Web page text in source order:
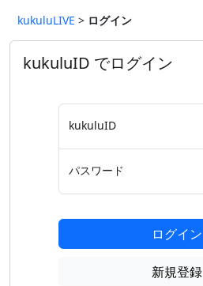
kukuluLIVE > ログイン
kukuluID でログイン
kukuluID
パスワード
ログイン
新規登録